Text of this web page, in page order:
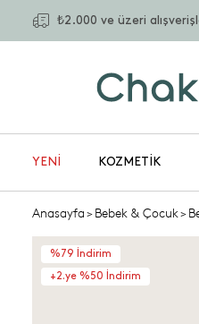
₺2.000 ve üzeri
YENİ KOZMETIK
Anasayfa>Bebek & Çocuk>
%79 İndirim
+2.ye %50 İndirim